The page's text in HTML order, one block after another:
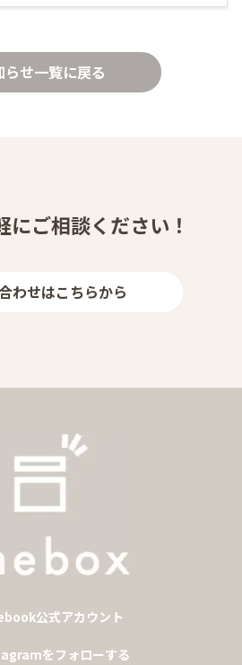
らせ一覧に戻る
にご相談ください！
わせはこちらから
公式アカウント
をフォローする